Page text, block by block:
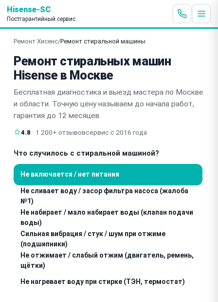
Hisense-SC
Постгарантийный сервис
Ремонт Хисенс/Ремонт стиральной машины
Ремонт стиральных машин
Hisense в Москве
Бесплатная диагностика и выезд мастера по Москве
и области. Точную цену называем до начала работ,
гарантия до 12 месяцев.
4.8 · 1 200+ отзывовсервис с 2016 года
Что случилось с стиральной машиной?
Не включается / нет питания
Не сливает воду / засор фильтра насоса (жалоба
№1)
Не набирает / мало набирает воды (клапан подачи
воды)
Сильная вибрация / стук / шум при отжиме
(подшипники)
Не отжимает / слабый отжим (двигатель, ремень,
щётки)
Не нагревает воду при стирке (ТЭН, термостат)